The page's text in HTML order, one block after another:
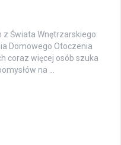
z Świata Wnętrzarskiego:
Domowego Otoczenia
coraz więcej osób szuka
na …